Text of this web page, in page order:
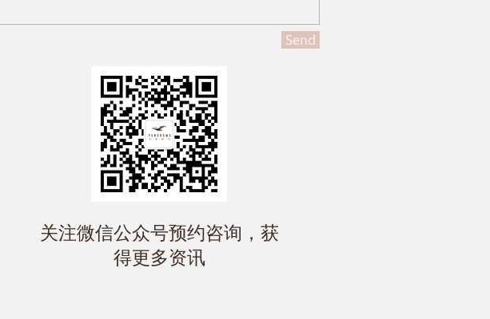
Send
​关注微信公众号预约咨询，获
得更多资讯